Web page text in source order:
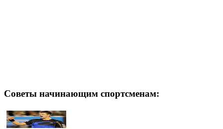
Советы начинающим спортсменам: